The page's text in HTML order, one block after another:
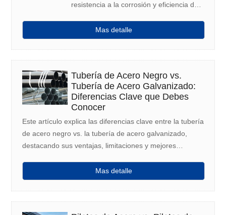
resistencia a la corrosión y eficiencia de
inoxidables austeníticos, lo que lo
convierte en la opción ideal para
Mas detalle
Tubería de Acero Negro vs.
Tubería de Acero Galvanizado:
Diferencias Clave que Debes
Conocer
Este artículo explica las diferencias clave entre la tubería
de acero negro vs. la tubería de acero galvanizado,
destacando sus ventajas, limitaciones y mejores
Mas detalle